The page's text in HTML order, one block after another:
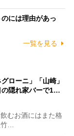
には理由があっ
一覧を見る
ローニ」「山崎」
の隠れ家バーで1…
むお酒にはまた格
…